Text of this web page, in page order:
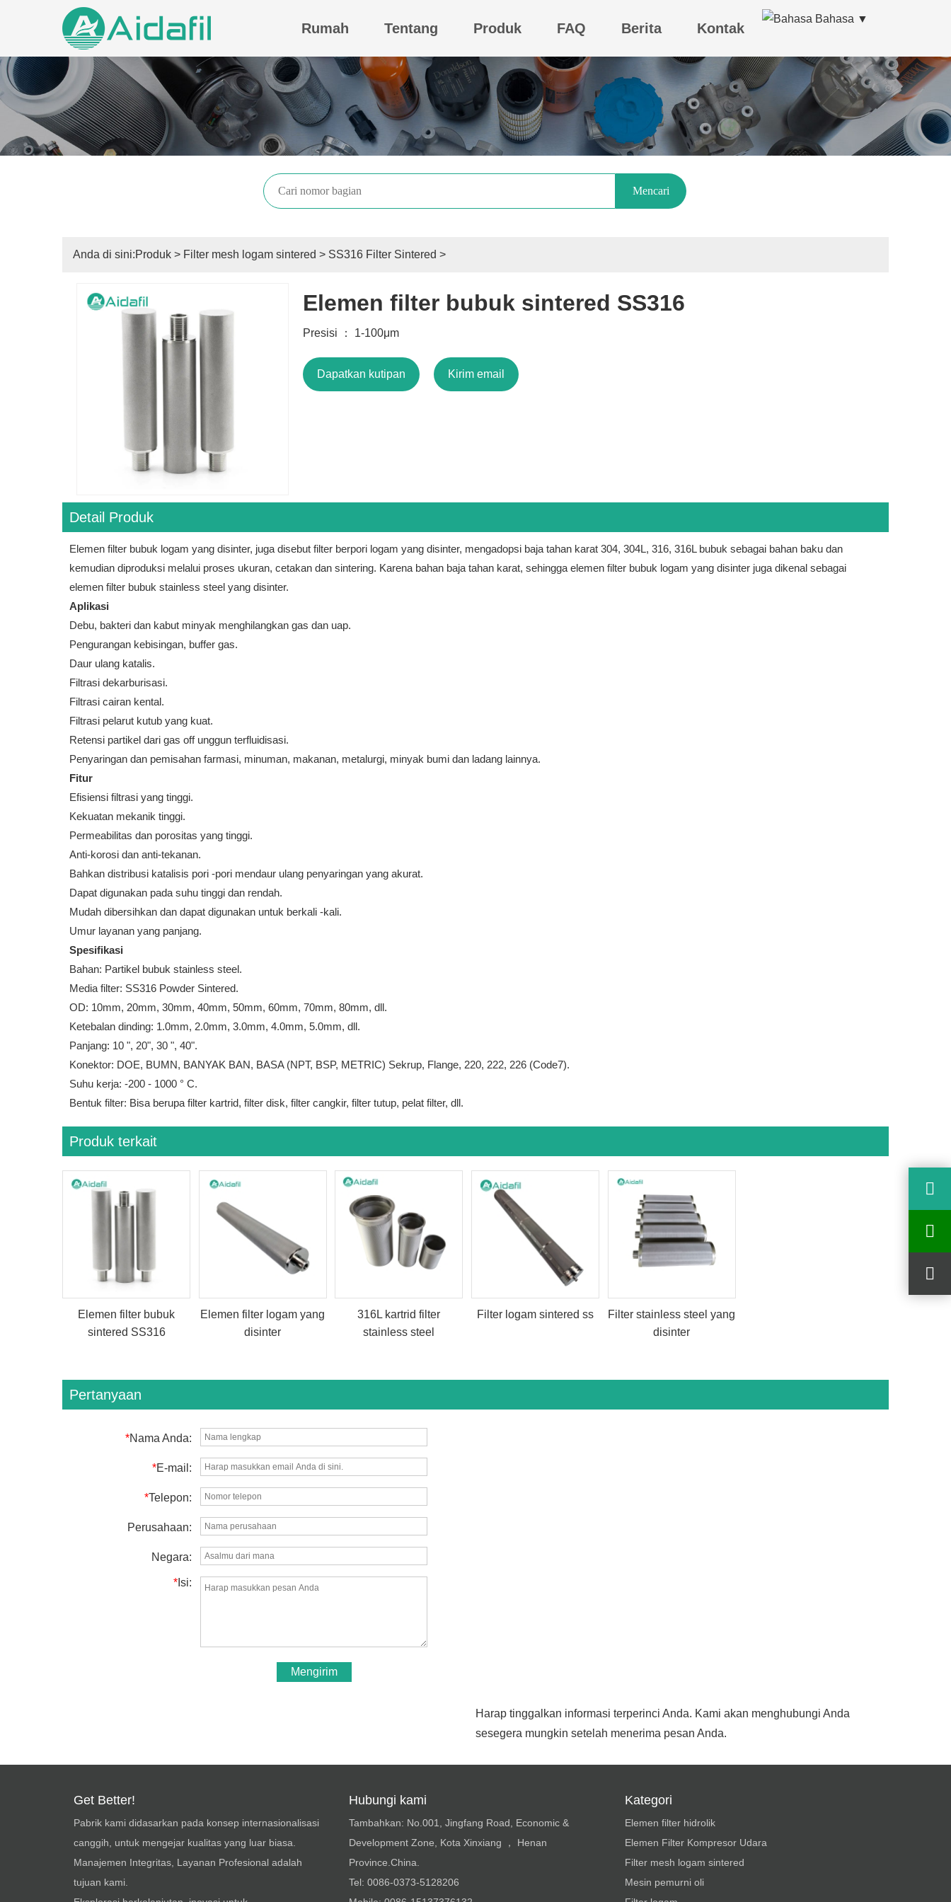
Bahasa ▼
Rumah Tentang Produk FAQ Berita Kontak
Mencari
Anda di sini:Produk > Filter mesh logam sintered > SS316 Filter Sintered >
Elemen filter bubuk sintered SS316
Presisi ： 1-100μm
Dapatkan kutipan Kirim email
Detail Produk
Elemen filter bubuk logam yang disinter, juga disebut filter berpori logam yang disinter, mengadopsi baja tahan karat 304, 304L, 316, 316L bubuk sebagai bahan baku dan
kemudian diproduksi melalui proses ukuran, cetakan dan sintering. Karena bahan baja tahan karat, sehingga elemen filter bubuk logam yang disinter juga dikenal sebagai
elemen filter bubuk stainless steel yang disinter.
Aplikasi
Debu, bakteri dan kabut minyak menghilangkan gas dan uap.
Pengurangan kebisingan, buffer gas.
Daur ulang katalis.
Filtrasi dekarburisasi.
Filtrasi cairan kental.
Filtrasi pelarut kutub yang kuat.
Retensi partikel dari gas off unggun terfluidisasi.
Penyaringan dan pemisahan farmasi, minuman, makanan, metalurgi, minyak bumi dan ladang lainnya.
Fitur
Efisiensi filtrasi yang tinggi.
Kekuatan mekanik tinggi.
Permeabilitas dan porositas yang tinggi.
Anti-korosi dan anti-tekanan.
Bahkan distribusi katalisis pori -pori mendaur ulang penyaringan yang akurat.
Dapat digunakan pada suhu tinggi dan rendah.
Mudah dibersihkan dan dapat digunakan untuk berkali -kali.
Umur layanan yang panjang.
Spesifikasi
Bahan: Partikel bubuk stainless steel.
Media filter: SS316 Powder Sintered.
OD: 10mm, 20mm, 30mm, 40mm, 50mm, 60mm, 70mm, 80mm, dll.
Ketebalan dinding: 1.0mm, 2.0mm, 3.0mm, 4.0mm, 5.0mm, dll.
Panjang: 10 ", 20", 30 ", 40".
Konektor: DOE, BUMN, BANYAK BAN, BASA (NPT, BSP, METRIC) Sekrup, Flange, 220, 222, 226 (Code7).
Suhu kerja: -200 - 1000 ° C.
Bentuk filter: Bisa berupa filter kartrid, filter disk, filter cangkir, filter tutup, pelat filter, dll.
Produk terkait
Elemen filter bubuk
sintered SS316
Elemen filter logam yang
disinter
316L kartrid filter
stainless steel
Filter logam sintered ss
Filter stainless steel yang
disinter
Pertanyaan
*Nama Anda:
*E-mail:
*Telepon:
Perusahaan:
Negara:
* Isi:
Mengirim
Harap tinggalkan informasi terperinci Anda. Kami akan menghubungi Anda
sesegera mungkin setelah menerima pesan Anda.
Get Better!
Pabrik kami didasarkan pada konsep internasionalisasi
canggih, untuk mengejar kualitas yang luar biasa.
Manajemen Integritas, Layanan Profesional adalah
tujuan kami.
Hubungi kami
Tambahkan: No.001, Jingfang Road, Economic &
Development Zone, Kota Xinxiang ， Henan
Province.China.
Tel: 0086-0373-5128206
Kategori
Elemen filter hidrolik
Elemen Filter Kompresor Udara
Filter mesh logam sintered
Mesin pemurni oli